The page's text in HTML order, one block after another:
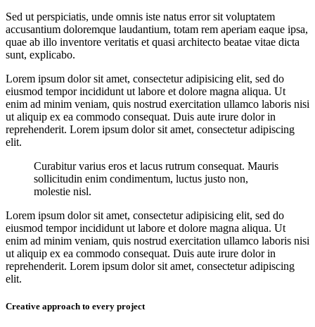
Sed ut perspiciatis, unde omnis iste natus error sit voluptatem
accusantium doloremque laudantium, totam rem aperiam eaque ipsa,
quae ab illo inventore veritatis et quasi architecto beatae vitae dicta
sunt, explicabo.
Lorem ipsum dolor sit amet, consectetur adipisicing elit, sed do
eiusmod tempor incididunt ut labore et dolore magna aliqua. Ut
enim ad minim veniam, quis nostrud exercitation ullamco laboris nisi
ut aliquip ex ea commodo consequat. Duis aute irure dolor in
reprehenderit. Lorem ipsum dolor sit amet, consectetur adipiscing
elit.
Curabitur varius eros et lacus rutrum consequat. Mauris
sollicitudin enim condimentum, luctus justo non,
molestie nisl.
Lorem ipsum dolor sit amet, consectetur adipisicing elit, sed do
eiusmod tempor incididunt ut labore et dolore magna aliqua. Ut
enim ad minim veniam, quis nostrud exercitation ullamco laboris nisi
ut aliquip ex ea commodo consequat. Duis aute irure dolor in
reprehenderit. Lorem ipsum dolor sit amet, consectetur adipiscing
elit.
Creative approach to every project